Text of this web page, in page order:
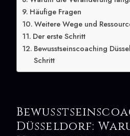
Häufige Fragen
Weitere Wege und
Der erste Schritt
Bewusstseinscoaching
Schritt
Düsseldorf: